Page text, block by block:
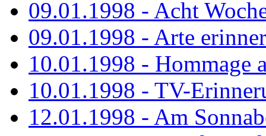
09.01.1998 - Acht
09.01.1998 - Arte
10.01.1998 - Hommage
10.01.1998 - TV-
12.01.1998 - Am